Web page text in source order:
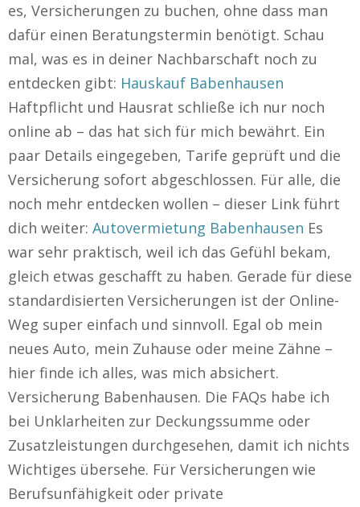
es, Versicherungen zu buchen, ohne dass man
dafür einen Beratungstermin benötigt. Schau
mal, was es in deiner Nachbarschaft noch zu
entdecken gibt: Hauskauf Babenhausen
Haftpflicht und Hausrat schließe ich nur noch
online ab – das hat sich für mich bewährt. Ein
paar Details eingegeben, Tarife geprüft und die
Versicherung sofort abgeschlossen. Für alle, die
noch mehr entdecken wollen – dieser Link führt
dich weiter: Autovermietung Babenhausen Es
war sehr praktisch, weil ich das Gefühl bekam,
gleich etwas geschafft zu haben. Gerade für diese
standardisierten Versicherungen ist der Online-
Weg super einfach und sinnvoll. Egal ob mein
neues Auto, mein Zuhause oder meine Zähne –
hier finde ich alles, was mich absichert.
Versicherung Babenhausen. Die FAQs habe ich
bei Unklarheiten zur Deckungssumme oder
Zusatzleistungen durchgesehen, damit ich nichts
Wichtiges übersehe. Für Versicherungen wie
Berufsunfähigkeit oder private